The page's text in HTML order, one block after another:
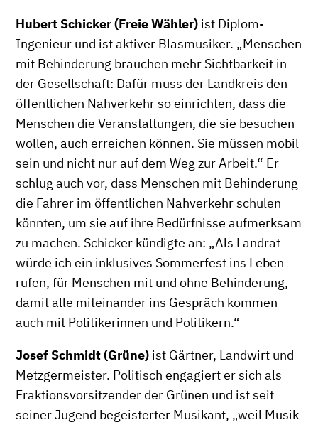
Hubert Schicker (Freie Wähler) ist Diplom-
Ingenieur und ist aktiver Blasmusiker. „Menschen
mit Behinderung brauchen mehr Sichtbarkeit in
der Gesellschaft: Dafür muss der Landkreis den
öffentlichen Nahverkehr so einrichten, dass die
Menschen die Veranstaltungen, die sie besuchen
wollen, auch erreichen können. Sie müssen mobil
sein und nicht nur auf dem Weg zur Arbeit.“ Er
schlug auch vor, dass Menschen mit Behinderung
die Fahrer im öffentlichen Nahverkehr schulen
könnten, um sie auf ihre Bedürfnisse aufmerksam
zu machen. Schicker kündigte an: „Als Landrat
würde ich ein inklusives Sommerfest ins Leben
rufen, für Menschen mit und ohne Behinderung,
damit alle miteinander ins Gespräch kommen –
auch mit Politikerinnen und Politikern.“
Josef Schmidt (Grüne) ist Gärtner, Landwirt und
Metzgermeister. Politisch engagiert er sich als
Fraktionsvorsitzender der Grünen und ist seit
seiner Jugend begeisterter Musikant, „weil Musik